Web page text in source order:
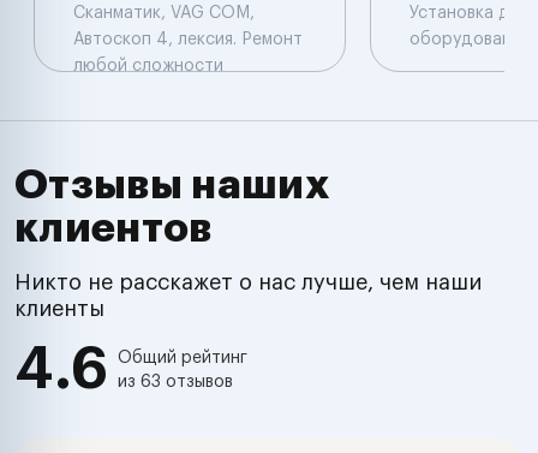
Сканматик, VAG COM,
Автоскоп 4, лексия. Ремонт
любой сложности
Установка доп
оборудования.
Отзывы наших
клиентов
Никто не расскажет о нас лучше, чем наши
клиенты
4.6
Общий рейтинг
из 63 отзывов